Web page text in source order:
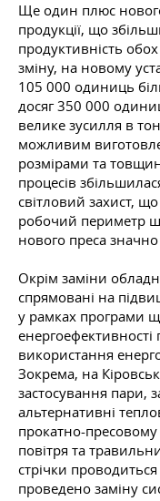
Ще один плюс
продукції, що
продуктивність
зміну, на новому
105 000 одиниць
досяг 350 000
велике зусилля в
можливим
розмірами та
процесів
світловий захист,
робочий периметр
нового преса
Окрім заміни
спрямовані на
у рамках програми
енергоефективності
використання
Зокрема, на
застосування пари,
альтернативні
прокатно-пресовому
повітря та
стрічки
проведено заміну